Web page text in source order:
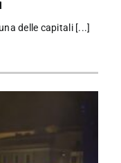
delle capitali [...]